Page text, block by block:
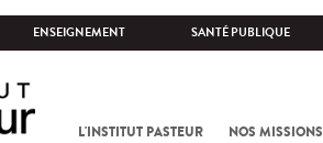
ENSEIGNEMENT SANTÉ PUBLIQUE
L'INSTITUT PASTEUR NOS MISSIONS